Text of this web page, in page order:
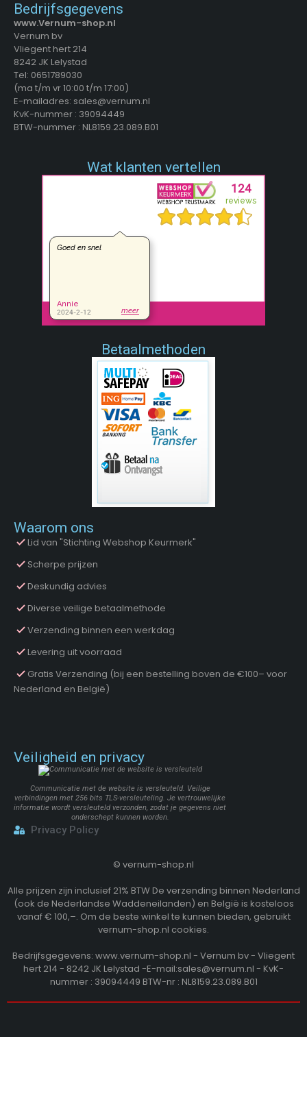
Bedrijfsgegevens
www.Vernum-shop.nl
Vernum bv
Vliegent hert 214
8242 JK Lelystad
Tel: 0651789030
(ma t/m vr 10:00 t/m 17:00)
E-mailadres: sales@vernum.nl
KvK-nummer : 39094449
BTW-nummer : NL8159.23.089.B01
Wat klanten vertellen
Betaalmethoden
Waarom ons
Lid van "Stichting Webshop Keurmerk"
Scherpe prijzen
Deskundig advies
Diverse veilige betaalmethode
Verzending binnen een werkdag
Levering uit voorraad
Gratis Verzending (bij een bestelling boven de €100– voor
Nederland en België)
Veiligheid en privacy
Communicatie met de website is versleuteld. Veilige
verbindingen met 256 bits TLS-versleuteling. Je vertrouwelijke
informatie wordt versleuteld verzonden, zodat je gegevens niet
onderschept kunnen worden.
Privacy Policy
© vernum-shop.nl
Alle prijzen zijn inclusief 21% BTW De verzending binnen Nederland
(ook de Nederlandse Waddeneilanden) en België is kosteloos
vanaf € 100,–. Om de beste winkel te kunnen bieden, gebruikt
vernum-shop.nl cookies.
Bedrijfsgegevens: www.vernum-shop.nl - Vernum bv - Vliegent
hert 214 - 8242 JK Lelystad -E-mail:sales@vernum.nl - KvK-
nummer : 39094449 BTW-nr : NL8159.23.089.B01